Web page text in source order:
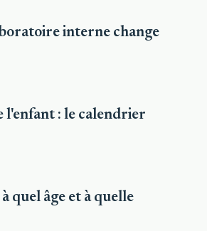
interne change
l'enfant : le calendrier
quel âge et à quelle